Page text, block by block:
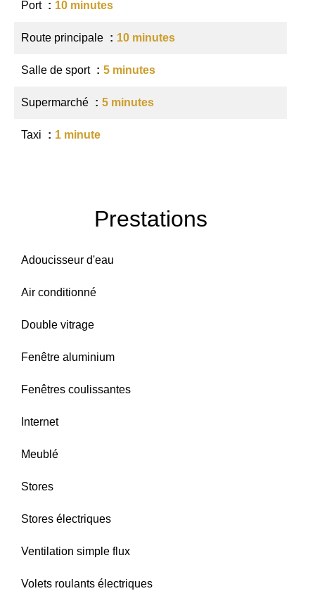
Port 10 minutes
Route principale 10 minutes
Salle de sport 5 minutes
Supermarché 5 minutes
Taxi 1 minute
Prestations
Adoucisseur d'eau
Air conditionné
Double vitrage
Fenêtre aluminium
Fenêtres coulissantes
Internet
Meublé
Stores
Stores électriques
Ventilation simple flux
Volets roulants électriques